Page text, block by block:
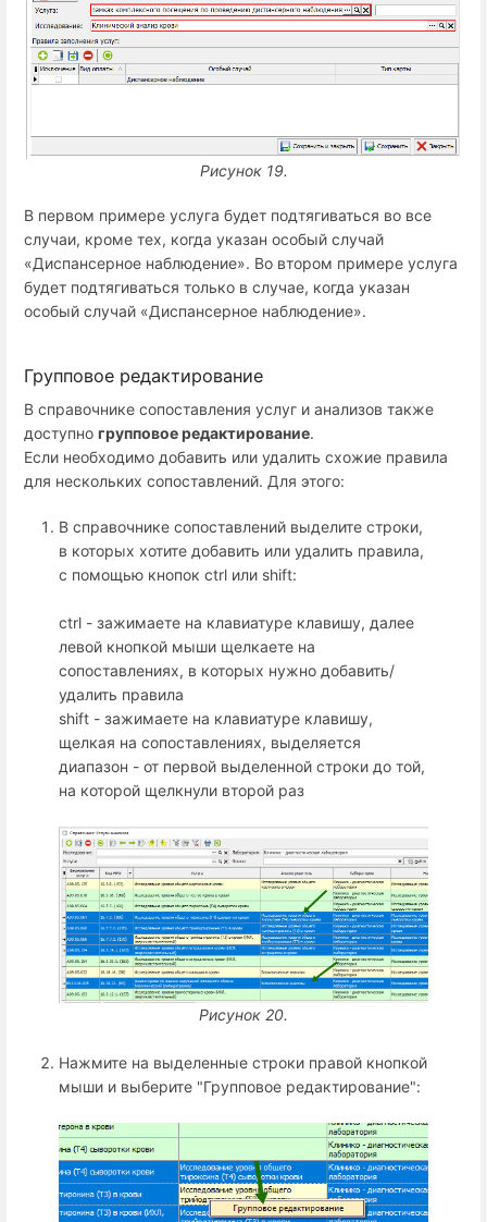
Рисунок 19.
В первом примере услуга будет подтягиваться во все
случаи, кроме тех, когда указан особый случай
«Диспансерное наблюдение». Во втором примере услуга
будет подтягиваться только в случае, когда указан
особый случай «Диспансерное наблюдение».
Групповое редактирование
В справочнике сопоставления услуг и анализов также
доступно групповое редактирование.
Если необходимо добавить или удалить схожие правила
для нескольких сопоставлений. Для этого:
В справочнике сопоставлений выделите строки,
в которых хотите добавить или удалить правила,
с помощью кнопок ctrl или shift:
ctrl - зажимаете на клавиатуре клавишу, далее
левой кнопкой мыши щелкаете на
сопоставлениях, в которых нужно добавить/
удалить правила
shift - зажимаете на клавиатуре клавишу,
щелкая на сопоставлениях, выделяется
диапазон - от первой выделенной строки до той,
на которой щелкнули второй раз
Рисунок 20.
Нажмите на выделенные строки правой кнопкой
мыши и выберите "Групповое редактирование":